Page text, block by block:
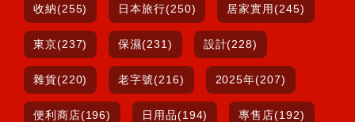
收納(255) 日本旅行(250) 居家實用(245)
東京(237) 保濕(231) 設計(228)
雜貨(220) 老字號(216) 2025年(207)
便利商店(196) 日用品(194) 專售店(192)